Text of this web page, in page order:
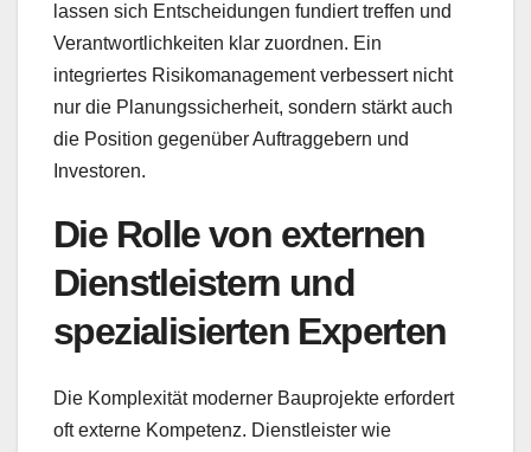
lassen sich Entscheidungen fundiert treffen und
Verantwortlichkeiten klar zuordnen. Ein
integriertes Risikomanagement verbessert nicht
nur die Planungssicherheit, sondern stärkt auch
die Position gegenüber Auftraggebern und
Investoren.
Die Rolle von externen
Dienstleistern und
spezialisierten Experten
Die Komplexität moderner Bauprojekte erfordert
oft externe Kompetenz. Dienstleister wie